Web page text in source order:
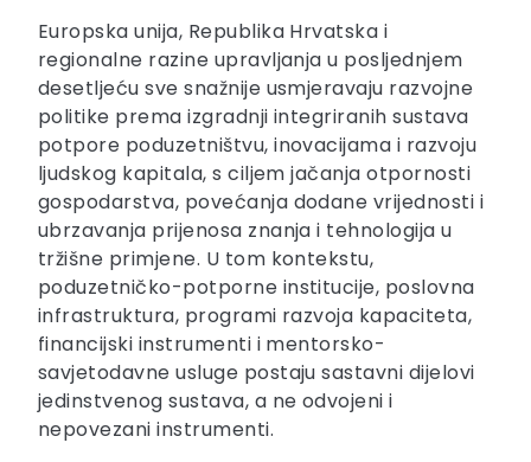
Europska unija, Republika Hrvatska i
regionalne razine upravljanja u posljednjem
desetljeću sve snažnije usmjeravaju razvojne
politike prema izgradnji integriranih sustava
potpore poduzetništvu, inovacijama i razvoju
ljudskog kapitala, s ciljem jačanja otpornosti
gospodarstva, povećanja dodane vrijednosti i
ubrzavanja prijenosa znanja i tehnologija u
tržišne primjene. U tom kontekstu,
poduzetničko-potporne institucije, poslovna
infrastruktura, programi razvoja kapaciteta,
financijski instrumenti i mentorsko-
savjetodavne usluge postaju sastavni dijelovi
jedinstvenog sustava, a ne odvojeni i
nepovezani instrumenti.